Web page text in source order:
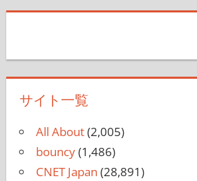
サイト一覧
All About(2,005)
bouncy(1,486)
CNET Japan (28,891)